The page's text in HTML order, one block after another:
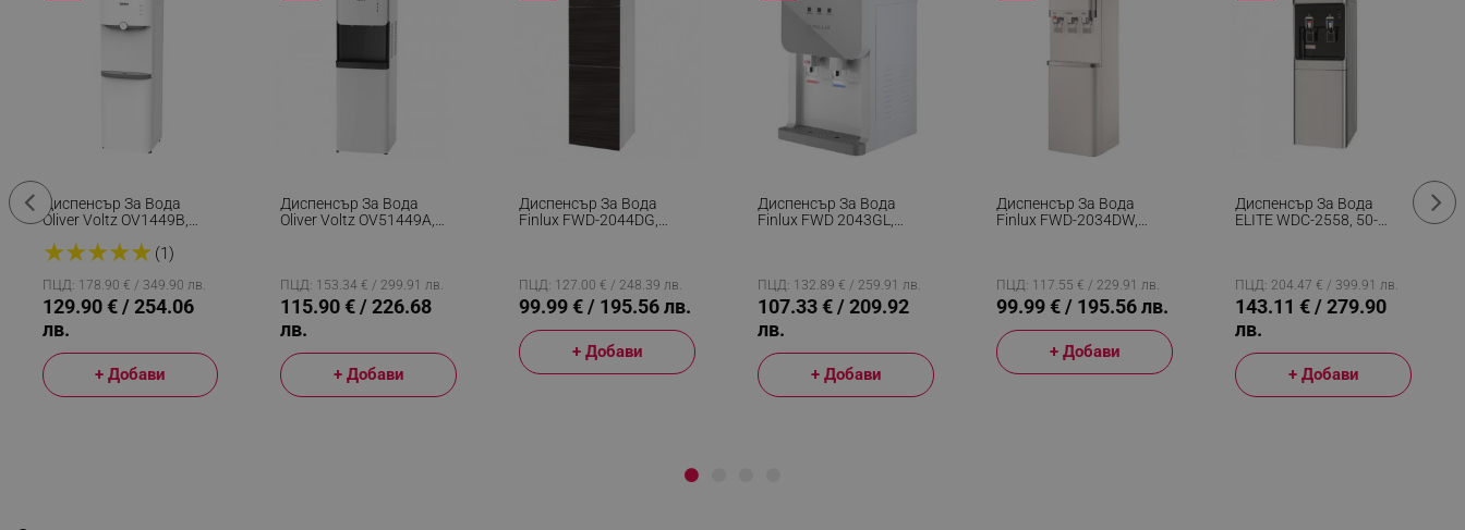
Диспенсър За Вода
Oliver Voltz OV1449B,
Защита От Деца,
★★★★★ (1)
ПЦД: 178.90 € / 349.90 лв.
129.90 € / 254.06
лв.
+ Добави
Диспенсър За Вода
Oliver Voltz OV51449A,
ПЦД: 153.34 € / 299.91 лв.
115.90 € / 226.68
лв.
+ Добави
Диспенсър За Вода
Finlux FWD-2044DG,
Температурни Режима,
Черен/Инокс
ПЦД: 127.00 € / 248.39 лв.
99.99 € / 195.56 лв.
+ Добави
Диспенсър За Вода
Finlux FWD 2043GL,
Сив
ПЦД: 132.89 € / 259.91 лв.
107.33 € / 209.92
лв.
+ Добави
Диспенсър За Вода
Finlux FWD-2034DW,
ПЦД: 117.55 € / 229.91 лв.
99.99 € / 195.56 лв.
+ Добави
Диспенсър За Вода
ELITE WDC-2558, 50-
ПЦД: 204.47 € / 399.91 лв.
143.11 € / 279.90
лв.
+ Добави